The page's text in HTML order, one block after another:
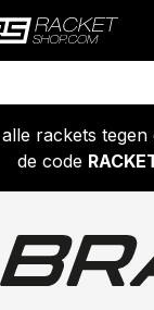
rackets
de code